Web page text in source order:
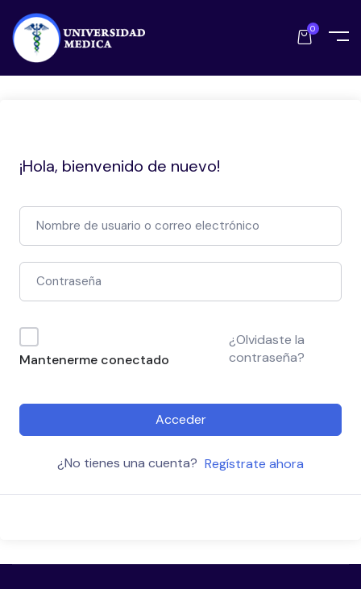
0
¡Hola, bienvenido de nuevo!
Mantenerme conectado
¿Olvidaste la
contraseña?
Acceder
¿No tienes una cuenta? Regístrate ahora